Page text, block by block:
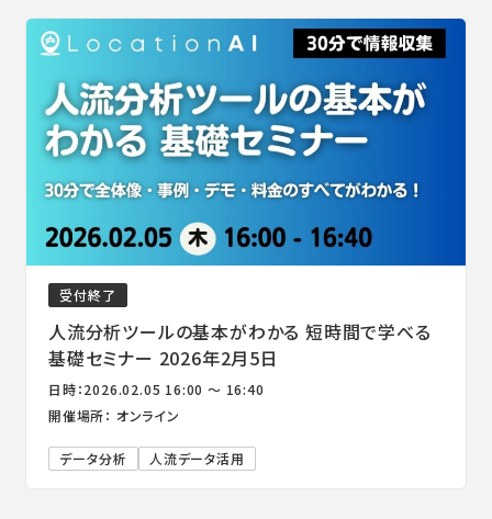
受付終了
人流分析ツールの基本がわかる 短時間で学べる
基礎セミナー 2026年2月5日
日時：2026.02.05 16:00 ～ 16:40
開催場所： オンライン
データ分析 人流データ活用